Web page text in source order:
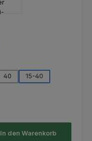
40 15-40
In den Warenkorb